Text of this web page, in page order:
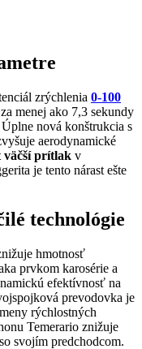
zrýchlenia 0-100
menej ako 7,3 sekundy
nová konštrukcia s
aerodynamické
väčší prítlak v
je tento nárast ešte
technológie
hmotnosť
prvkom karosérie a
efektívnosť na
prevodovka je
rýchlostných
Temerario znižuje
svojím predchodcom.